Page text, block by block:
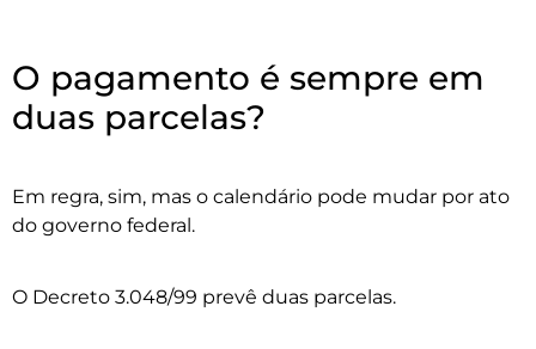
O pagamento é sempre em
duas parcelas?
Em regra, sim, mas o calendário pode mudar por ato
do governo federal.
O Decreto 3.048/99 prevê duas parcelas.